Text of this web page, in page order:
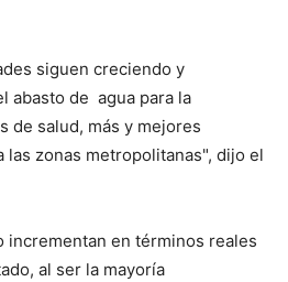
siguen creciendo y
abasto de agua para la
de salud, más y mejores
las zonas metropolitanas", dijo el
incrementan en términos reales
al ser la mayoría